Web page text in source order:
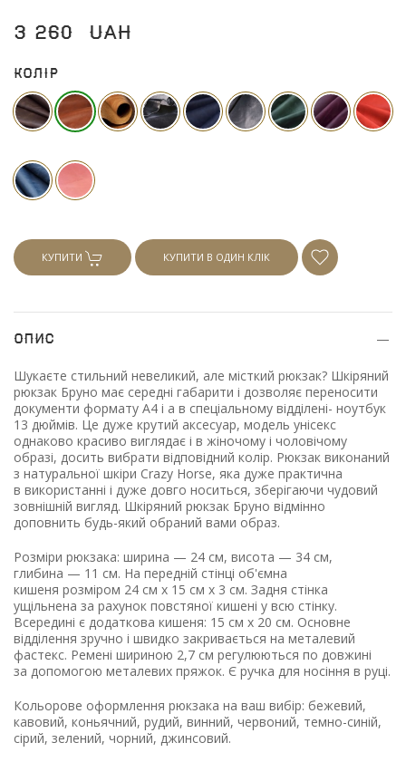
3 260 UAH
Колір
КУПИТИ КУПИТИ В ОДИН КЛІК
Опис
Шукаєте стильний невеликий, але місткий рюкзак? Шкіряний
рюкзак Бруно має середні габарити і дозволяє переносити
документи формату А4 і а в спеціальному відділені- ноутбук
13 дюймів. Це дуже крутий аксесуар, модель унісекс
однаково красиво виглядає і в жіночому і чоловічому
образі, досить вибрати відповідний колір. Рюкзак виконаний
з натуральної шкіри Crazy Horse, яка дуже практична
в використанні і дуже довго носиться, зберігаючи чудовий
зовнішній вигляд. Шкіряний рюкзак Бруно відмінно
доповнить будь-який обраний вами образ.
Розміри рюкзака: ширина — 24 см, висота — 34 см,
глибина — 11 см. На передній стінці об'ємна
кишеня розміром 24 см х 15 см х 3 см. Задня стінка
ущільнена за рахунок повстяної кишені у всю стінку.
Всередині є додаткова кишеня: 15 см х 20 см. Основне
відділення зручно і швидко закривається на металевий
фастекс. Ремені шириною 2,7 см регулюються по довжині
за допомогою металевих пряжок. Є ручка для носіння в руці.
Кольорове оформлення рюкзака на ваш вибір: бежевий,
кавовий, коньячний, рудий, винний, червоний, темно-синій,
сірий, зелений, чорний, джинсовий.